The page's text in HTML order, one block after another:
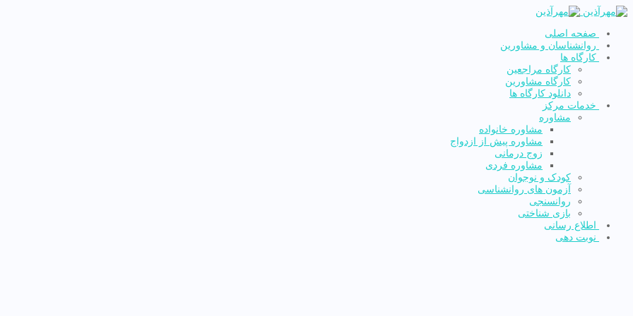
صفحه اصلی
روانشناسان و مشاورین
کارگاه ها
کارگاه مراجعین
کارگاه مشاورین
دانلود کارگاه ها
خدمات مرکز
مشاوره
مشاوره خانواده
مشاوره پیش از ازدواج
زوج درمانی
مشاوره فردی
کودک و نوجوان
آزمون های روانشناسی
روانسنجی
بازی شناختی
اطلاع رسانی
نوبت دهی